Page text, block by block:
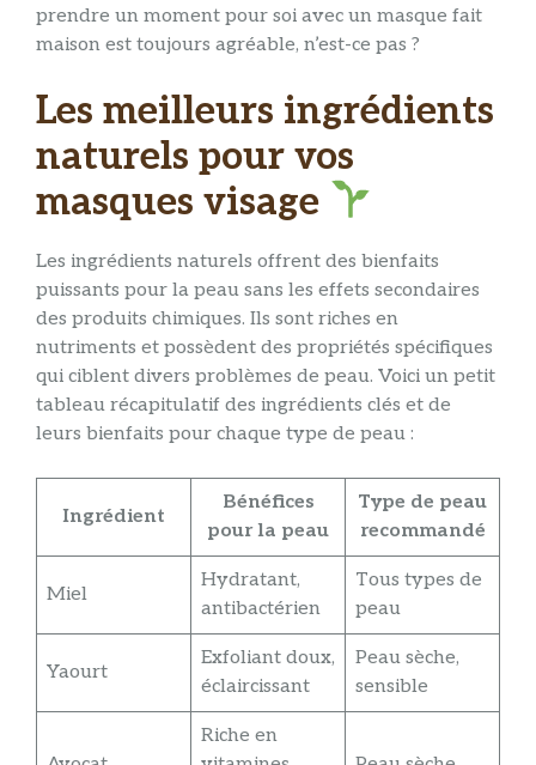
prendre un moment pour soi avec un masque fait
maison est toujours agréable, n’est-ce pas ?
Les meilleurs ingrédients
naturels pour vos
masques visage
Les ingrédients naturels offrent des bienfaits
puissants pour la peau sans les effets secondaires
des produits chimiques. Ils sont riches en
nutriments et possèdent des propriétés spécifiques
qui ciblent divers problèmes de peau. Voici un petit
tableau récapitulatif des ingrédients clés et de
leurs bienfaits pour chaque type de peau :
Ingrédient
Bénéfices
pour la peau
Type de peau
recommandé
Miel
Hydratant,
antibactérien
Tous types de
peau
Yaourt
Exfoliant doux,
éclaircissant
Peau sèche,
sensible
Riche en